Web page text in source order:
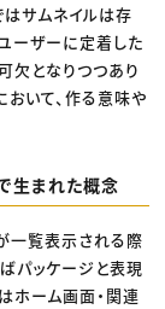
サムネイルは存
ーザーに定着した
欠となりつつあり
いて、作る意味や
生まれた概念
一覧表示される際
パッケージと表現
ホーム画面・関連